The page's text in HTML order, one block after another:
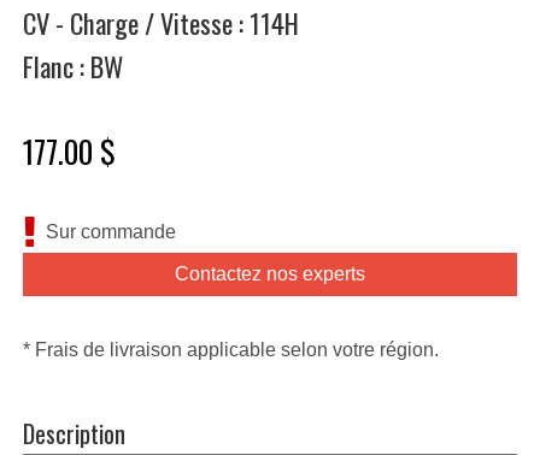
CV - Charge / Vitesse : 114H
Flanc : BW
177.00 $
Sur commande
Contactez nos experts
* Frais de livraison applicable selon votre région.
Description